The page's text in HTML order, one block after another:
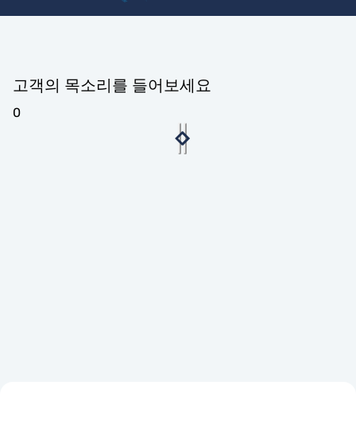
고객의 목소리를 들어보세요
0